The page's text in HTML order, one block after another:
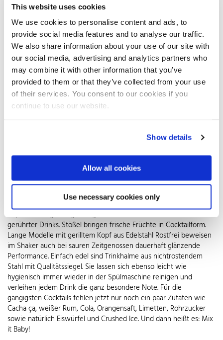
This website uses cookies
We use cookies to personalise content and ads, to
provide social media features and to analyse our traffic.
We also share information about your use of our site with
our social media, advertising and analytics partners who
may combine it with other information that you’ve
provided to them or that they’ve collected from your use
of their services. You consent to our cookies if you
continue to use our website.
Show details
Allow all cookies
Use necessary cookies only
Eiswürfel werden so lange in ihnen auf und ab geschüttelt, bis der
ganze Cocktailshaker von außen beschlagen ist. Genau dann ist
alles perfekt durchmischt. Das Edelstahlsieb – der sogenannte
Strainer im Aufsatz oder als separates Sieb mit Spiralrand ins Glas
gedrückt – hält die Eiswürfel beim Ausgießen zurück. Nicht zu süß
und nicht zu sauer, nicht zu stark und nicht zu schwach,
phantasievoll dekoriert und im passenden Glas serviert, wird der
Drink zum umschwärmten Helden des Abends. Hochwertige
Markenprodukte bei den Zutaten sorgen dafür, dass auch der
nächste Morgen kein böses Erwachen bringt. Ideale Alternative
auch für Autofahrer sind alkoholfreie Cocktails, die super
Einmal auf den Geschmack gekommen, freuen sich Cocktailfans
über passendes Zubehör. Echt cool ist der Eiscrusher mit
Edelstahlmahlwerk. Sein sicherer Stand macht aus jedem Eiswürfel
geschmeidiges Splittereis. Ein Barmesser mit stabiler Klinge aus
nichtrostendem Stahl, Wellenschliff und Doppelspitze zaubert aus
Kiwi und Co. attraktive Anstecker für den Glasrand. Barlöffel, auch
Stirrer genannt, oder Cocktailbesen mit langem Stiel und kurzem
Kopf überzeugen sogar eingefleischte Bond-Fans zum Genuss
gerührter Drinks. Stößel bringen frische Früchte in Cocktailform.
Lange Modelle mit gerilltem Kopf aus Edelstahl Rostfrei beweisen
im Shaker auch bei sauren Zeitgenossen dauerhaft glänzende
Performance. Einfach edel sind Trinkhalme aus nichtrostendem
Stahl mit Qualitätssiegel. Sie lassen sich ebenso leicht wie
hygienisch immer wieder in der Spülmaschine reinigen und
verleihen jedem Drink die ganz besondere Note. Für die
gängigsten Cocktails fehlen jetzt nur noch ein paar Zutaten wie
Cacha ça, weißer Rum, Cola, Orangensaft, Limetten, Rohrzucker
sowie natürlich Eiswürfel und Crushed Ice. Und dann heißt es: Mix
it Baby!